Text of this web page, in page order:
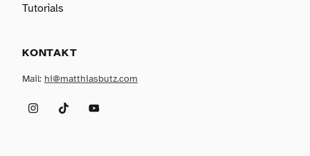
Tutorials
KONTAKT
Mail: hi@matthiasbutz.com
InstagramTikTokYouTube